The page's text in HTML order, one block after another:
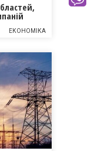
ЕКОНОМІКА